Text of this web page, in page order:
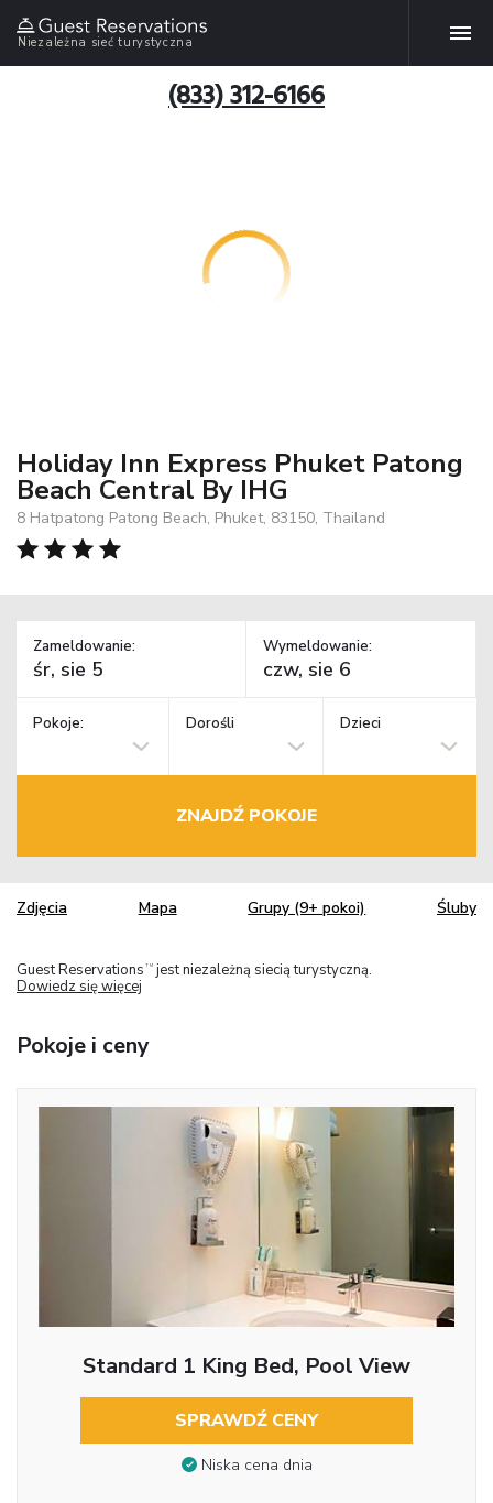
Niezależna sieć turystyczna
(833) 312-6166
Holiday Inn Express Phuket Patong
Beach Central By IHG
8 Hatpatong Patong Beach, Phuket, 83150, Thailand
Zameldowanie: Wymeldowanie:
Pokoje: Dorośli Dzieci
ZNAJDŹ POKOJE
Zdjęcia Mapa Grupy (9+ pokoi) Śluby
Guest Reservations TM jest niezależną siecią turystyczną.
Dowiedz się więcej
Pokoje i ceny
Standard 1 King Bed, Pool View
SPRAWDŹ CENY
Niska cena dnia